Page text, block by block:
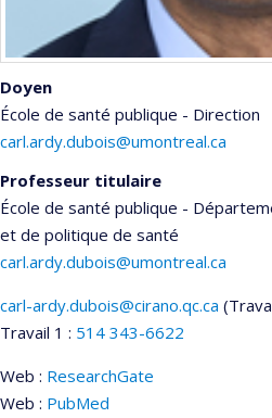
Doyen
École de santé publique - Direction
carl.ardy.dubois@umontreal.ca
Professeur titulaire
École de santé publique -
et de politique de santé
carl.ardy.dubois@umontreal.ca
Courriels
carl-ardy.dubois@cirano.qc.ca
Travail 1 : 514 343-6622
Web : ResearchGate
Web : PubMed